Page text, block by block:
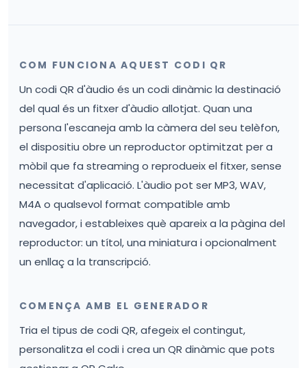
COM FUNCIONA AQUEST CODI QR
Un codi QR d'àudio és un codi dinàmic la destinació
del qual és un fitxer d'àudio allotjat. Quan una
persona l'escaneja amb la càmera del seu telèfon,
el dispositiu obre un reproductor optimitzat per a
mòbil que fa streaming o reprodueix el fitxer, sense
necessitat d'aplicació. L'àudio pot ser MP3, WAV,
M4A o qualsevol format compatible amb
navegador, i estableixes què apareix a la pàgina del
reproductor: un títol, una miniatura i opcionalment
un enllaç a la transcripció.
COMENÇA AMB EL GENERADOR
Tria el tipus de codi QR, afegeix el contingut,
personalitza el codi i crea un QR dinàmic que pots